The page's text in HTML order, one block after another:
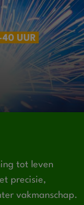
UUR
tot leven
precisie,
vakmanschap.